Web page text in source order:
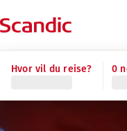
Hvor vil du reise? 0